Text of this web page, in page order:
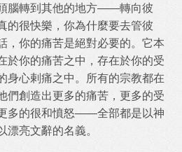
腦轉到其他的地方——轉向彼
的很快樂，你為什麼要去管彼
，你的痛苦是絕對必要的。它本
於你的痛苦之中，存在於你的受
身心剌痛之中。所有的宗教都在
們創造出更多的痛苦，更多的受
多的很和憤怒——全部都是以神
漂亮文辭的名義。